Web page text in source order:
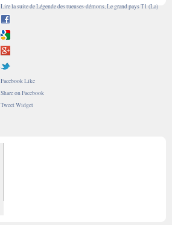
Lire la suitede Légende des tueuses-démons, Le grand pays T1 (La)
Facebook Like
Share on Facebook
Tweet Widget